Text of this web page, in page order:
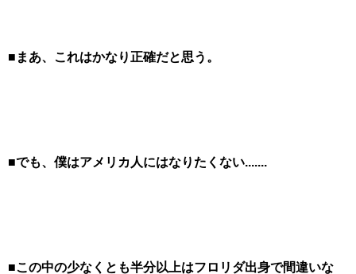
■まあ、これはかなり正確だと思う。
■でも、僕はアメリカ人にはなりたくない.......
■この中の少なくとも半分以上はフロリダ出身で間違いな